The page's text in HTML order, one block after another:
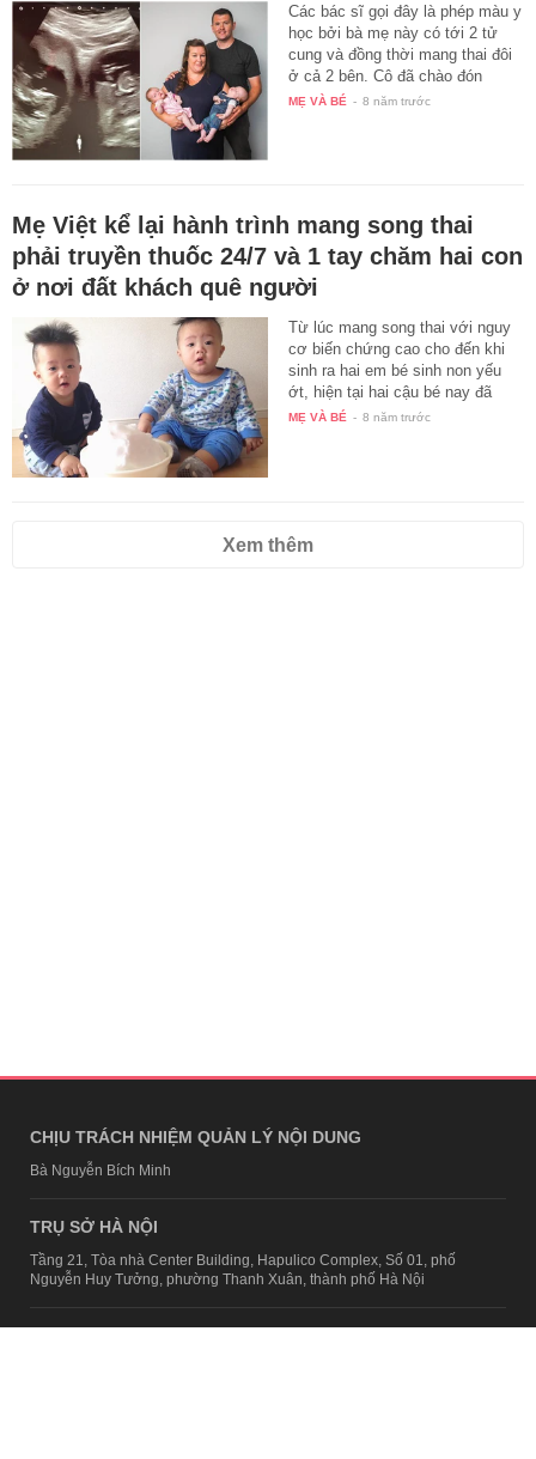
Các bác sĩ gọi đây là phép màu y
học bởi bà mẹ này có tới 2 tử
cung và đồng thời mang thai đôi
ở cả 2 bên. Cô đã chào đón
cặp…
MẸ VÀ BÉ - 8 năm trước
Mẹ Việt kể lại hành trình mang song thai
phải truyền thuốc 24/7 và 1 tay chăm hai con
ở nơi đất khách quê người
Từ lúc mang song thai với nguy
cơ biến chứng cao cho đến khi
sinh ra hai em bé sinh non yếu
ớt, hiện tại hai cậu bé nay đã
lớn…
MẸ VÀ BÉ - 8 năm trước
Xem thêm
CHỊU TRÁCH NHIỆM QUẢN LÝ NỘI DUNG
Bà Nguyễn Bích Minh
TRỤ SỞ HÀ NỘI
Tầng 21, Tòa nhà Center Building, Hapulico Complex, Số 01, phố
Nguyễn Huy Tưởng, phường Thanh Xuân, thành phố Hà Nội